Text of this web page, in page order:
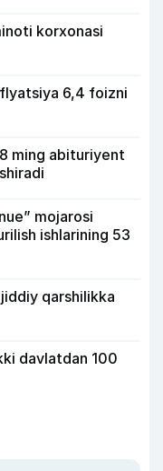
korxonasi
6,4 foizni
ming abituriyent
mojarosi
ishlarining 53
qarshilikka
davlatdan 100